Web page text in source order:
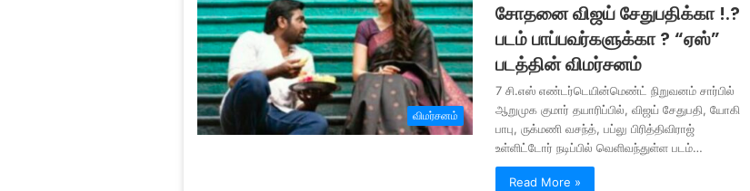
விமர்சனம்
சோதனை விஜய் சேதுபதிக்கா !.?
படம் பாப்பவர்களுக்கா ? “ஏஸ்”
படத்தின் விமர்சனம்
7 சி.எஸ் எண்டர்டெயின்மெண்ட் நிறுவனம் சார்பில்
ஆறுமுக குமார் தயாரிப்பில், விஜய் சேதுபதி, யோகி
பாபு, ருக்மணி வசந்த், பப்லு பிரித்திவிராஜ்
உள்ளிட்டோர் நடிப்பில் வெளிவந்துள்ள படம்…
Read More »